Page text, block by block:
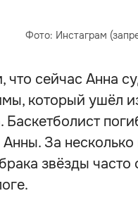
Фото: Инстаграм
что сейчас Анна
который ушёл
Баскетболист
За несколько
звёзды часто